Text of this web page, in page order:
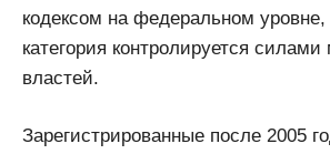
кодексом на федеральном уровне,
категория контролируется
властей.
Зарегистрированные после 2005